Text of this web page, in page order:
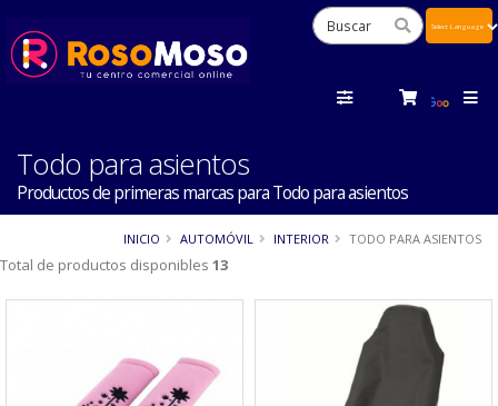
Todo para asientos
Productos de primeras marcas para Todo para asientos
INICIO AUTOMÓVIL INTERIOR TODO PARA ASIENTOS
Total de productos disponibles 13